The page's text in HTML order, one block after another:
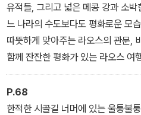
유적들, 그리고 넓은 메콩 강과 소
느 나라의 수도보다도 평화로운 모
따뜻하게 맞아주는 라오스의 관문,
함께 잔잔한 평화가 있는 라오스 여
<비엔티안 Vientiane>
P.68
한적한 시골길 너머에 있는 울퉁불